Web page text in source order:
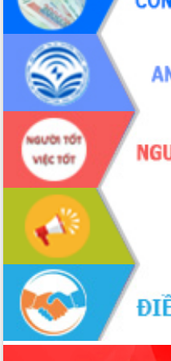
Định vị cà phê Việt Nam như một “di
sản sống” trong dòng chảy toàn cầu
Xây dựng nông thôn mới: Nâng cao đời
sống người dân từ những mô hình thiết
thực
Quyết liệt tháo gỡ vướng mắc, đẩy
nhanh tiến độ các dự án trọng điểm
trong Khu kinh tế Nam Phú Yên
Hòn Yến phát triển du lịch gắn với bảo
tồn biển
Lấy ý kiến điều chỉnh Quy hoạch tỉnh
Đắk Lắk thời kỳ 2021-2030, tầm nhìn
đến năm 2050
Phát động chiến dịch 30 ngày đêm
giải phóng mặt bằng Tuyến đường bộ
ven biển
Đắk Lắk nỗ lực thúc đẩy tăng trưởng
kinh tế từ 10% trở lên trong Quý
II/2026
Đắk Lắk ký kết thỏa thuận hợp tác về